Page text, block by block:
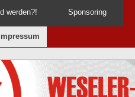
werden?! Sponsoring
Impressum